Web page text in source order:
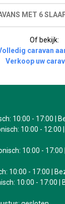
MET 6
Of bekijk:
caravan
Verkoop uw
10:00 - 17:00 |
10:00 - 12:00
10:00 -
10:00 - 17:00 |
10:00 - 17:00 |